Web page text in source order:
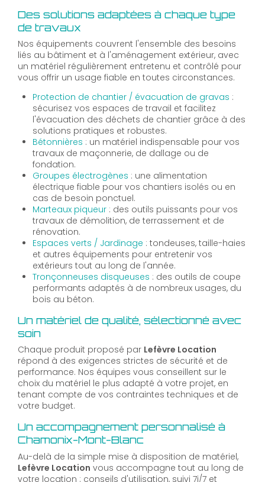
Des solutions adaptées à chaque type
de travaux
Nos équipements couvrent l'ensemble des besoins
liés au bâtiment et à l'aménagement extérieur, avec
un matériel régulièrement entretenu et contrôlé pour
vous offrir un usage fiable en toutes circonstances.
Protection de chantier / évacuation de gravas :
sécurisez vos espaces de travail et facilitez
l'évacuation des déchets de chantier grâce à des
solutions pratiques et robustes.
Bétonnières : un matériel indispensable pour vos
travaux de maçonnerie, de dallage ou de
fondation.
Groupes électrogènes : une alimentation
électrique fiable pour vos chantiers isolés ou en
cas de besoin ponctuel.
Marteaux piqueur : des outils puissants pour vos
travaux de démolition, de terrassement et de
rénovation.
Espaces verts / Jardinage : tondeuses, taille-haies
et autres équipements pour entretenir vos
extérieurs tout au long de l'année.
Tronçonneuses disqueuses : des outils de coupe
performants adaptés à de nombreux usages, du
bois au béton.
Un matériel de qualité, sélectionné avec
soin
Chaque produit proposé par Lefèvre Location
répond à des exigences strictes de sécurité et de
performance. Nos équipes vous conseillent sur le
choix du matériel le plus adapté à votre projet, en
tenant compte de vos contraintes techniques et de
votre budget.
Un accompagnement personnalisé à
Chamonix-Mont-Blanc
Au-delà de la simple mise à disposition de matériel,
Lefèvre Location vous accompagne tout au long de
votre location : conseils d'utilisation, suivi 7j/7 et